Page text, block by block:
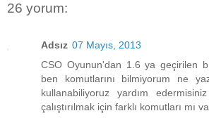
26 yorum:
Adsız 07 Mayıs, 2013
CSO Oyunun'dan 1.6 ya geçirilen
ben komutlarını bilmiyorum ne
kullanabiliyoruz yardım
çalıştırılmak için farklı komutları mı